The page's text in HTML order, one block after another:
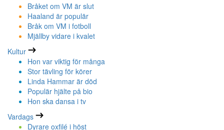
Bråket om VM är slut
Haaland är populär
Bråk om VM i fotboll
Mjällby vidare i kvalet
Kultur
Hon var viktig för många
Stor tävling för körer
Linda Hammar är död
Populär hjälte på bio
Hon ska dansa i tv
Vardags
Dyrare oxfilé i höst